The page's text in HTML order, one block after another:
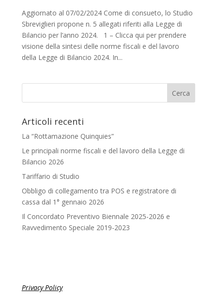
Aggiornato al 07/02/2024 Come di consueto, lo Studio
Sbreviglieri propone n. 5 allegati riferiti alla Legge di
Bilancio per l’anno 2024. 1 – Clicca qui per prendere
visione della sintesi delle norme fiscali e del lavoro
della Legge di Bilancio 2024. In...
Articoli recenti
La “Rottamazione Quinquies”
Le principali norme fiscali e del lavoro della Legge di
Bilancio 2026
Tariffario di Studio
Obbligo di collegamento tra POS e registratore di
cassa dal 1° gennaio 2026
Il Concordato Preventivo Biennale 2025-2026 e
Ravvedimento Speciale 2019-2023
Privacy Policy